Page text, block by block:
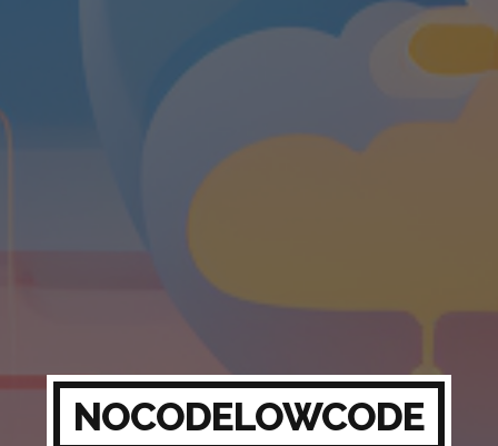
NOCODELOWCODE